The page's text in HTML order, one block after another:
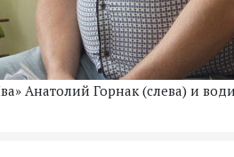
Анатолий Горнак (слева) и